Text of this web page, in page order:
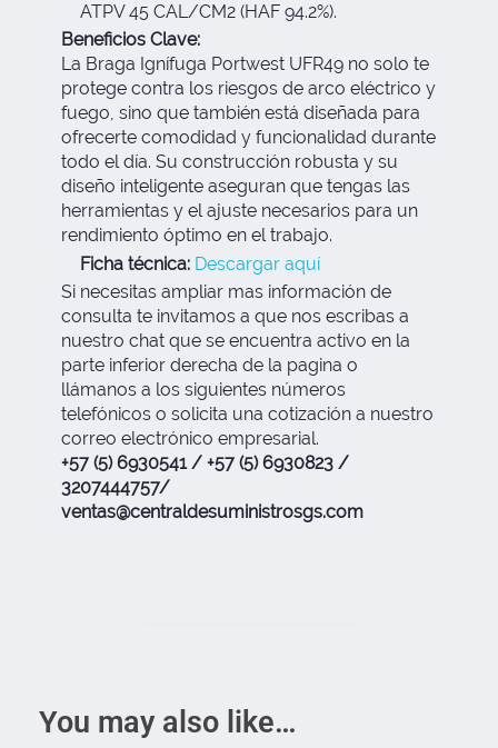
ATPV 45 CAL/CM2 (HAF 94.2%).
Beneficios Clave:
La Braga Ignífuga Portwest UFR49 no solo te
protege contra los riesgos de arco eléctrico y
fuego, sino que también está diseñada para
ofrecerte comodidad y funcionalidad durante
todo el día. Su construcción robusta y su
diseño inteligente aseguran que tengas las
herramientas y el ajuste necesarios para un
rendimiento óptimo en el trabajo.
Ficha técnica: Descargar aquí
Si necesitas ampliar mas información de
consulta te invitamos a que nos escribas a
nuestro chat que se encuentra activo en la
parte inferior derecha de la pagina o
llámanos a los siguientes números
telefónicos o solicita una cotización a nuestro
correo electrónico empresarial.
+57 (5) 6930541 / +57 (5) 6930823 /
3207444757/
ventas@centraldesuministrosgs.com
You may also like…